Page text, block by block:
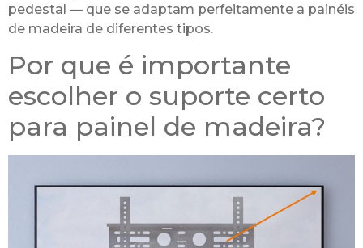
pedestal — que se adaptam perfeitamente a painéis
de madeira de diferentes tipos.
Por que é importante
escolher o suporte certo
para painel de madeira?